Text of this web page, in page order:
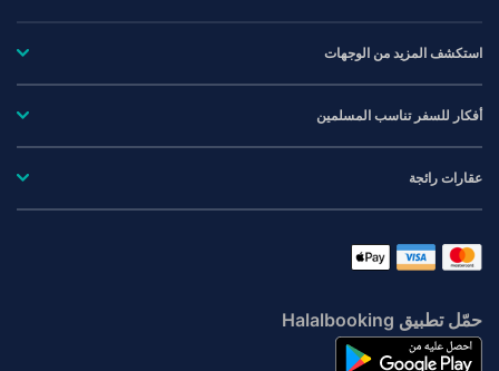
استكشف المزيد من الوجهات
أفكار للسفر تناسب المسلمين
عقارات رائجة
حمّل تطبيق Halalbooking